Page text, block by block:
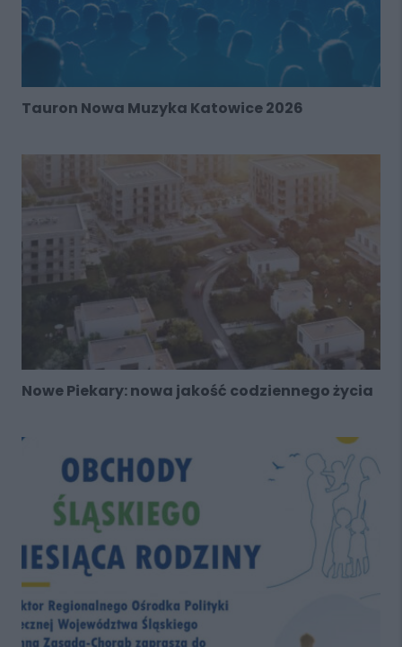
Tauron Nowa Muzyka Katowice 2026
Nowe Piekary: nowa jakość codziennego życia